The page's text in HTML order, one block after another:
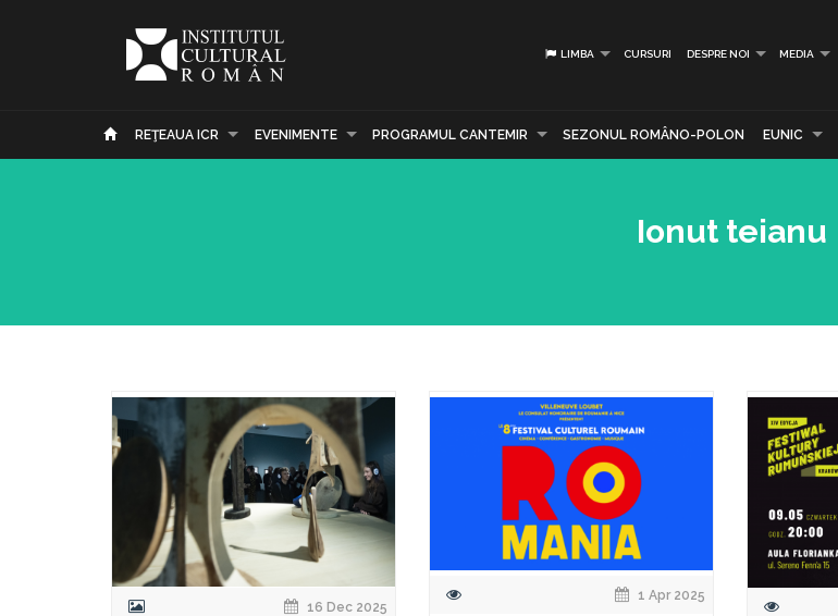
LIMBA CURSURI DESPRE NOI MEDIA
REŢEAUA ICR EVENIMENTE PROGRAMUL CANTEMIR SEZONUL ROMÂNO-POLON EUNIC
Ionut teianu
16 Dec 2025
1 Apr 2025